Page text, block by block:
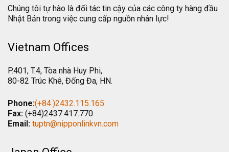
Chúng tôi tự hào là đối tác tin cậy của các công ty hàng đầu
Nhật Bản trong việc cung cấp nguồn nhân lực!
Vietnam Offices
P.401, T.4, Tòa nhà Huy Phi,
80-82 Trúc Khê, Đống Đa, HN.
Phone:(+84.)2432.115.165
Fax: (+84)2437.417.770
Email: tuptn@nipponlinkvn.com